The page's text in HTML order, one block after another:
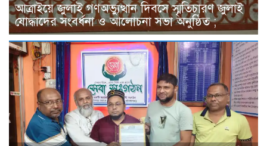
আত্রাইয়ে জুলাই গণঅভ্যুত্থান দিবসে স্মৃতিচারণ জুলাই
যোদ্ধাদের সংবর্ধনা ও আলোচনা সভা অনুষ্ঠিত ;